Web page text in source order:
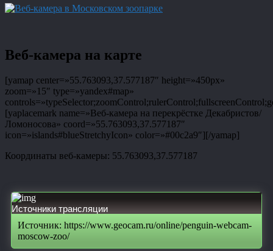
Веб-камера на карте
[yamap center=»55.763093,37.577187″ height=»450px»
zoom=»15″ type=»yandex#map»
[yaplacemark name=»Веб-камера на перекрёстке Декабристов/
Ломоносова» coord=»55.763093,37.577187″
icon=»islands#blueStretchyIcon» color=»#00c2a9″][/yamap]
Координаты веб-камеры: 55.763093,37.577187
Источники трансляции
Источник: https://www.geocam.ru/online/penguin-webcam-
moscow-zoo/